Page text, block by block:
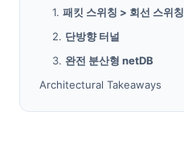
1. 패킷 스위칭 > 회선 스위칭
2. 단방향 터널
3. 완전 분산형 netDB
Architectural Takeaways